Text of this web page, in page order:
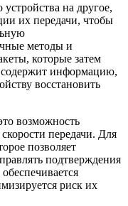
на другое,
их передачи, чтобы
методы и
которые затем
информацию,
восстановить
возможность
передачи. Для
позволяет
подтверждения
риск их